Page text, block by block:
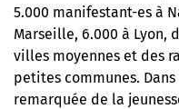
5.000 manifestant-es à
Marseille, 6.000 à Lyon,
villes moyennes et des
petites communes.
remarquée de la